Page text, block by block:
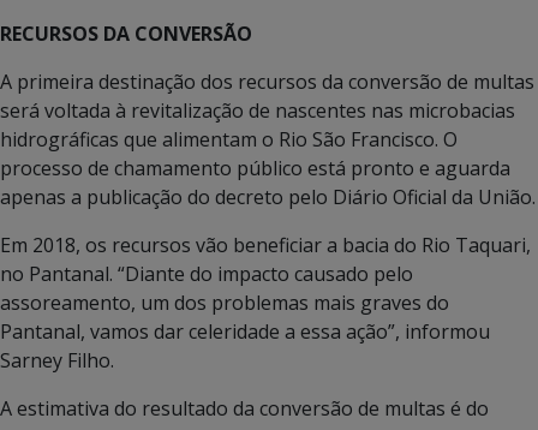
RECURSOS DA CONVERSÃO
A primeira destinação dos recursos da conversão de multas
será voltada à revitalização de nascentes nas microbacias
hidrográficas que alimentam o Rio São Francisco. O
processo de chamamento público está pronto e aguarda
apenas a publicação do decreto pelo Diário Oficial da União.
Em 2018, os recursos vão beneficiar a bacia do Rio Taquari,
no Pantanal. “Diante do impacto causado pelo
assoreamento, um dos problemas mais graves do
Pantanal, vamos dar celeridade a essa ação”, informou
Sarney Filho.
A estimativa do resultado da conversão de multas é do